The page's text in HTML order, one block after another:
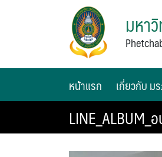
มหา
หน้าแรก เกี่ยวกับ ม